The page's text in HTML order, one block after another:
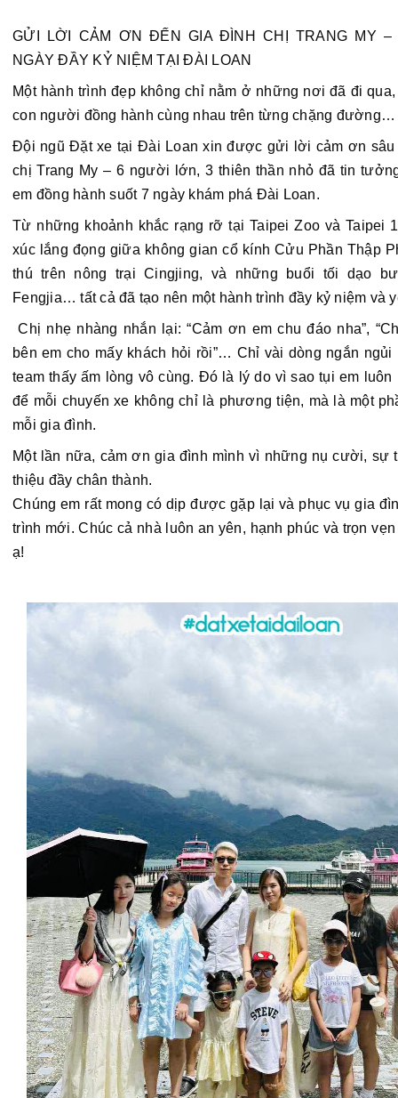
GỬI LỜI CẢM ƠN ĐẾN GIA ĐÌNH CHỊ TRANG MY –
NGÀY ĐẦY KỶ NIỆM TẠI ĐÀI LOAN
Một hành trình đẹp không chỉ nằm ở những nơi đã đi
con người đồng hành cùng nhau trên từng chặng
Đội ngũ Đặt xe tại Đài Loan xin được gửi lời cảm ơn sâu
chị Trang My – 6 người lớn, 3 thiên thần nhỏ đã tin
em đồng hành suốt 7 ngày khám phá Đài Loan.
Từ những khoảnh khắc rạng rỡ tại Taipei Zoo và Taipei
xúc lắng đọng giữa không gian cổ kính Cửu Phần Thập
thú trên nông trại Cingjing, và những buổi tối dạo
Fengjia… tất cả đã tạo nên một hành trình đầy kỷ niệm và
Chị nhẹ nhàng nhắn lại: “Cảm ơn em chu đáo nha”, “Chị cũng giới thiệu
bên em cho mấy khách hỏi rồi”… Chỉ vài dòng ngắn
team thấy ấm lòng vô cùng. Đó là lý do vì sao tụi em
để mỗi chuyến xe không chỉ là phương tiện, mà là một
mỗi gia đình.
Một lần nữa, cảm ơn gia đình mình vì những nụ cười, sự
thiệu đầy chân thành.
Chúng em rất mong có dịp được gặp lại và phục vụ gia
trình mới. Chúc cả nhà luôn an yên, hạnh phúc và trọn
ạ!